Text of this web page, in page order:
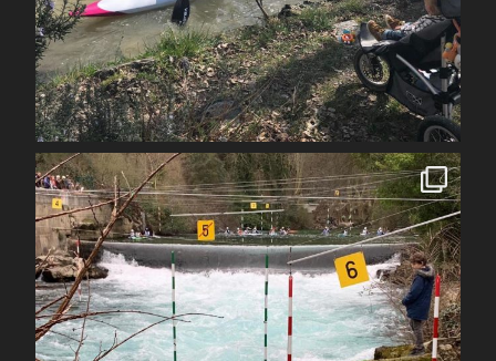
Avr 1
spcoccanoekayakduloup